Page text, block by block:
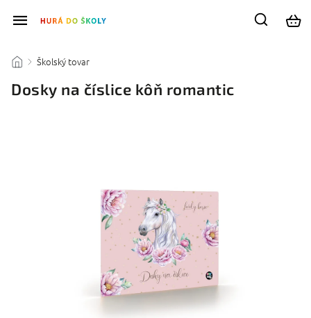
/ Školský tovar
Dosky na číslice kôň romantic